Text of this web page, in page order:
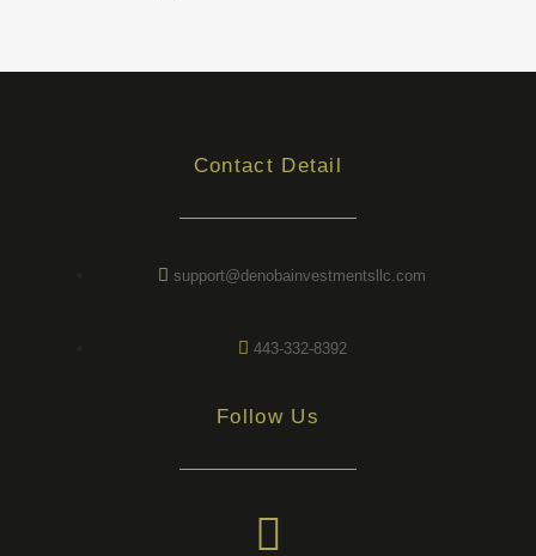
Contact Detail
support@denobainvestmentsllc.com
443-332-8392
Follow Us